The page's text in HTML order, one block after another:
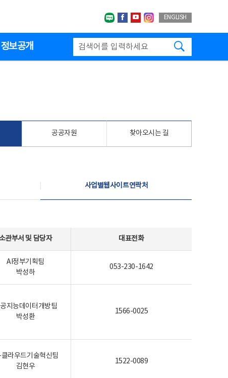
네이버블로그
페이스북
유투브인스타그랩
ENGLISH
정보공개
공공자원 찾아오시는 길
사업별웹사이트연락처
관부서 및 담당자 대표전화
AI정부기획팀
박성하
053-230-1642
지능데이터개방팀
박성환
1566-0025
라우드기술혁신팀
김현우
1522-0089